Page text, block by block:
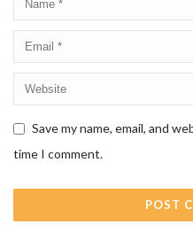
Save my name, email, and
time I comment.